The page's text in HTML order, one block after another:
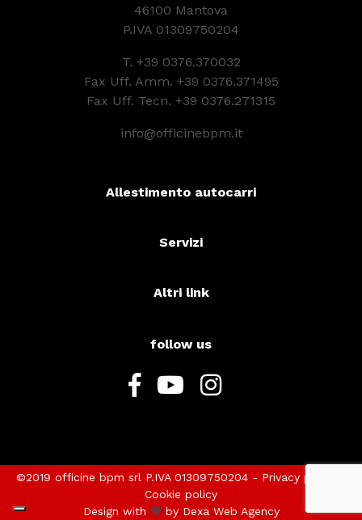
46100 Mantova
P.IVA 01309750204
T. +39 0376.370032
Fax Uff. Amm. +39 0376.371495
Fax Uff. Tecn. +39 0376.271315
info@officinebpm.it
Allestimento autocarri
Servizi
Altri link
follow us
©2019 officine bpm srl P.IVA 01309750204 - Privacy policy
Cookie policy
Design with
by Dexa Web Agency